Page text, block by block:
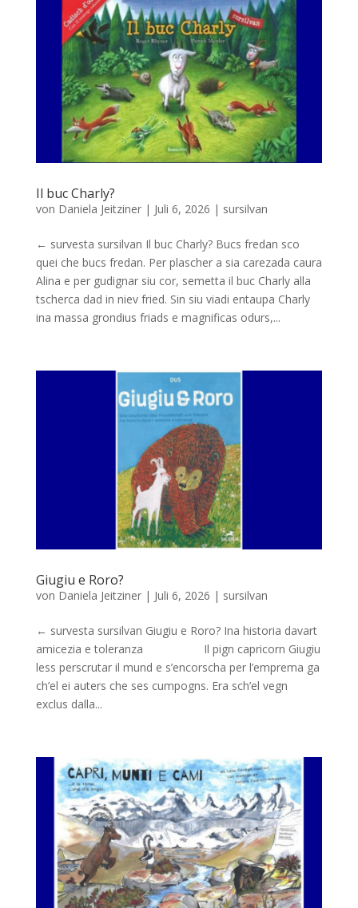
Il buc Charly?
von Daniela Jeitziner| Juli 6, 2026 | sursilvan
← survesta sursilvan Il buc Charly? Bucs fredan sco
quei che bucs fredan. Per plascher a sia carezada caura
Alina e per gudignar siu cor, semetta il buc Charly alla
tscherca dad in niev fried. Sin siu viadi entaupa Charly
ina massa grondius friads e magnificas odurs,...
Giugiu e Roro?
von Daniela Jeitziner| Juli 6, 2026 | sursilvan
← survesta sursilvan Giugiu e Roro? Ina historia davart
amicezia e toleranza Il pign capricorn Giugiu
less perscrutar il mund e s’encorscha per l’emprema ga
ch’el ei auters che ses cumpogns. Era sch’el vegn
exclus dalla...